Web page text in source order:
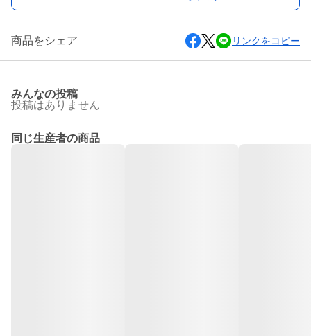
商品をシェア リンクをコピー
みんなの投稿
投稿はありません
同じ生産者の商品